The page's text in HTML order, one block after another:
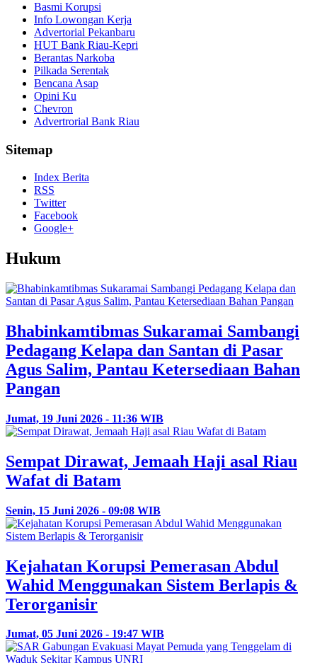
Basmi Korupsi
Info Lowongan Kerja
Advertorial Pekanbaru
HUT Bank Riau-Kepri
Berantas Narkoba
Pilkada Serentak
Bencana Asap
Opini Ku
Chevron
Advertrorial Bank Riau
Sitemap
Index Berita
RSS
Twitter
Facebook
Google+
Hukum
Bhabinkamtibmas Sukaramai Sambangi
Pedagang Kelapa dan Santan di Pasar
Agus Salim, Pantau Ketersediaan Bahan
Pangan
Jumat, 19 Juni 2026 - 11:36 WIB
Sempat Dirawat, Jemaah Haji asal Riau
Wafat di Batam
Senin, 15 Juni 2026 - 09:08 WIB
Kejahatan Korupsi Pemerasan Abdul
Wahid Menggunakan Sistem Berlapis &
Terorganisir
Jumat, 05 Juni 2026 - 19:47 WIB